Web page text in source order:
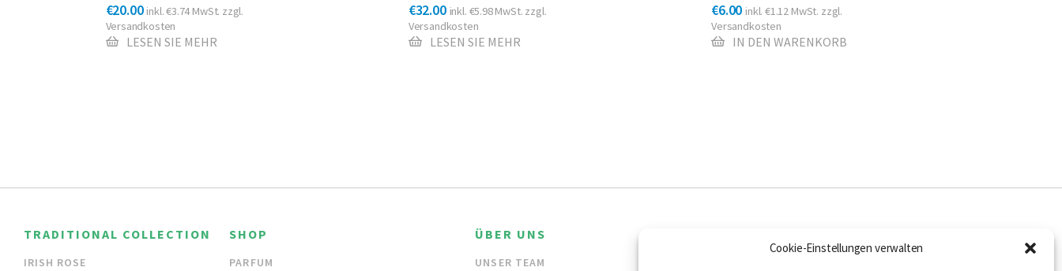
Cookie-Einstellungen verwalten
€20.00 inkl.€3.74MwSt. zzgl.
Versandkosten
LESEN SIE MEHR
€32.00 inkl. €5.98MwSt. zzgl.
Versandkosten
LESEN SIE MEHR
€6.00 inkl.€1.12 MwSt. zzgl.
Versandkosten
IN DEN WARENKORB
TRADITIONAL COLLECTION
IRISH ROSE
SHOP
PARFUM
ÜBER UNS
UNSER TEAM